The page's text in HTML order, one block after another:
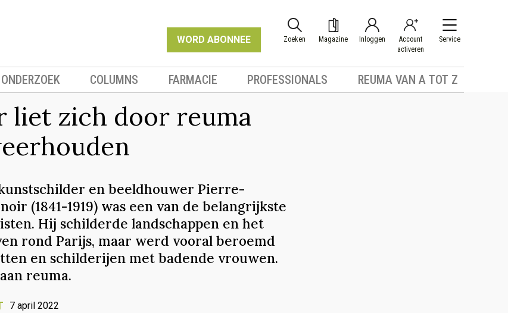
WORD ABONNEE Zoeken Magazine Inloggen
Account
activeren
Service
COLUMNS FARMACIE PROFESSIONALS REUMA VAN A TOT Z
liet zich door reuma
en beeldhouwer Pierre-
(1841-1919) was een van de belangrijkste
Hij schilderde landschappen en het
rond Parijs, maar werd vooral beroemd
en schilderijen met badende vrouwen.
reuma.
7 april 2022